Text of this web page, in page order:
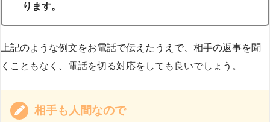
ります。
上記のような例文をお電話で伝えたうえで、相手の返事を聞
くこともなく、電話を切る対応をしても良いでしょう。
相手も人間なので